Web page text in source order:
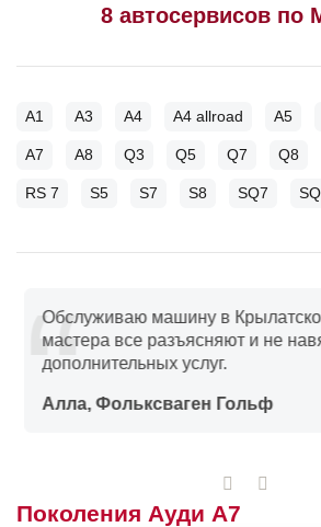
8 автосервисов по
A1 A3 A4 A4 allroad A5
A7 A8 Q3 Q5 Q7 Q8
RS 7 S5 S7 S8 SQ7
Обслуживаю машину в
мастера все разъясняют и не
дополнительных услуг.
Алла, Фольксваген Гольф
Поколения Ауди А7